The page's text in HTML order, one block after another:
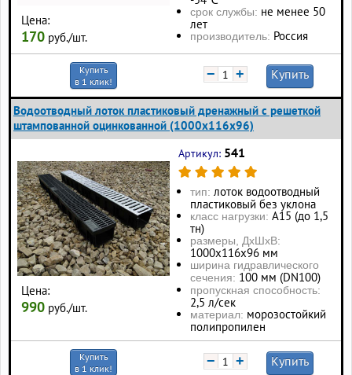
Цена:
170 руб./шт.
срок службы: не менее 50
лет
производитель: Россия
Купить
в 1 клик!
− + Купить
Водоотводный лоток пластиковый дренажный с решеткой
штампованной оцинкованной (1000x116x96)
Цена:
990 руб./шт.
Артикул: 541
тип: лоток водоотводный
пластиковый без уклона
класс нагрузки: А15 (до 1,5
тн)
размеры, ДхШхВ:
1000х116х96 мм
ширина гидравлического
сечения: 100 мм (DN100)
пропускная способность:
2,5 л/сек
материал: морозостойкий
полипропилен
Купить
в 1 клик!
− + Купить